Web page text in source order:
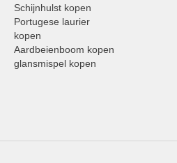
Schijnhulst kopen
Portugese laurier
kopen
Aardbeienboom kopen
glansmispel kopen